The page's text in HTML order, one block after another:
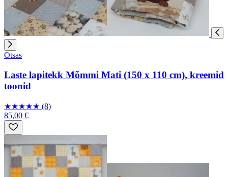
Otsas
Laste lapitekk Mõmmi Mati (150 x 110 cm), kreemid
toonid
★★★★★ (8)
85,00 €